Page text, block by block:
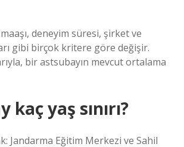
deneyim süresi, şirket ve
gibi birçok kritere göre değişir.
bir astsubayın mevcut ortalama
kaç yaş sınırı?
Jandarma Eğitim Merkezi ve Sahil